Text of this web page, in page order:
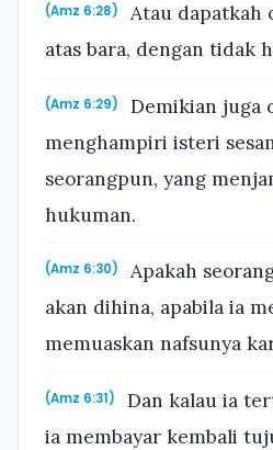
(Amz 6:28)
Atau dapatkah
atas bara, dengan tidak
(Amz 6:29)
Demikian juga
menghampiri isteri
seorangpun, yang
hukuman.
(Amz 6:30)
Apakah
akan dihina, apabila ia
memuaskan nafsunya
(Amz 6:31)
Dan kalau ia
ia membayar kembali